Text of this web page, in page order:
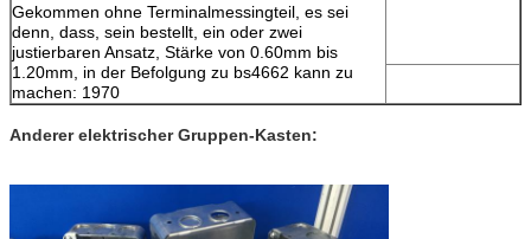
Gekommen ohne Terminalmessingteil, es sei
denn, dass, sein bestellt, ein oder zwei
justierbaren Ansatz, Stärke von 0.60mm bis
1.20mm, in der Befolgung zu bs4662 kann zu
machen: 1970
Anderer elektrischer Gruppen-Kasten: